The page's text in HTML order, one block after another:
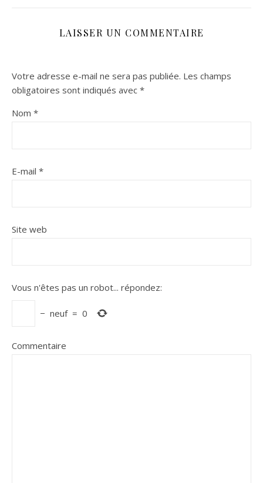
LAISSER UN COMMENTAIRE
Votre adresse e-mail ne sera pas publiée. Les champs
obligatoires sont indiqués avec *
Nom *
E-mail *
Site web
Vous n'êtes pas un robot... répondez:
− neuf = 0
Commentaire